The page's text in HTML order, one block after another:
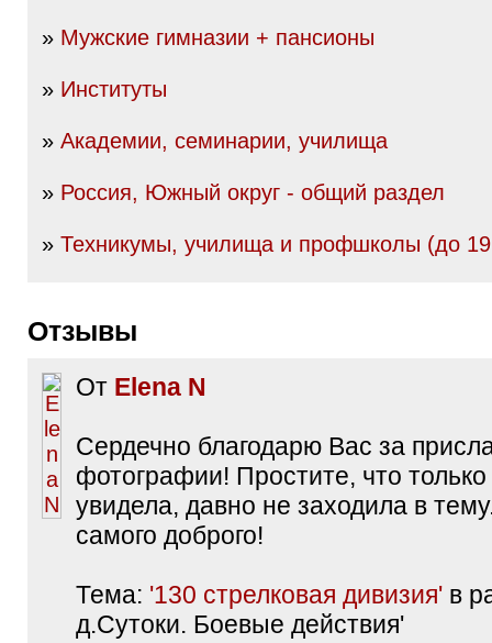
» Мужские гимназии + пансионы
» Институты
» Академии, семинарии, училища
» Россия, Южный округ - общий раздел
» Техникумы, училища и профшколы (до
Отзывы
От Elena N
Сердечно благодарю Вас за
фотографии! Простите, что
увидела, давно не заходила в
самого доброго!
Тема: '130 стрелковая дивизия' в
д.Сутоки. Боевые действия'